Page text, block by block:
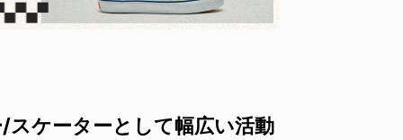
ケーターとして幅広い活動